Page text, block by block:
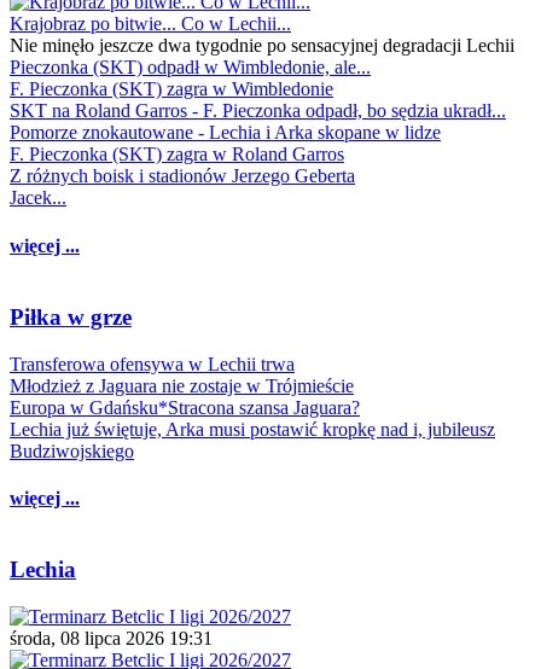
Krajobraz po bitwie... Co w Lechii...
Nie minęło jeszcze dwa tygodnie po sensacyjnej degradacji Lechii
Pieczonka (SKT) odpadł w Wimbledonie, ale...
F. Pieczonka (SKT) zagra w Wimbledonie
SKT na Roland Garros - F. Pieczonka odpadł, bo sędzia ukradł...
Pomorze znokautowane - Lechia i Arka skopane w lidze
F. Pieczonka (SKT) zagra w Roland Garros
Z różnych boisk i stadionów Jerzego Geberta
Jacek...
więcej ...
Piłka w grze
Transferowa ofensywa w Lechii trwa
Młodzież z Jaguara nie zostaje w Trójmieście
Europa w Gdańsku*Stracona szansa Jaguara?
Lechia już świętuje, Arka musi postawić kropkę nad i, jubileusz
Budziwojskiego
więcej ...
Lechia
środa, 08 lipca 2026 19:31